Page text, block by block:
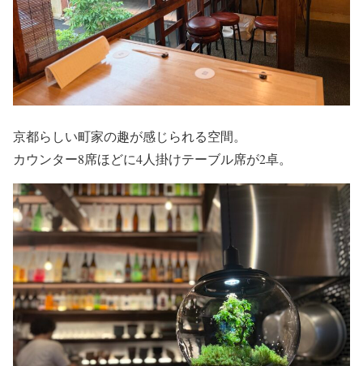
京都らしい町家の趣が感じられる空間。
カウンター8席ほどに4人掛けテーブル席が2卓。